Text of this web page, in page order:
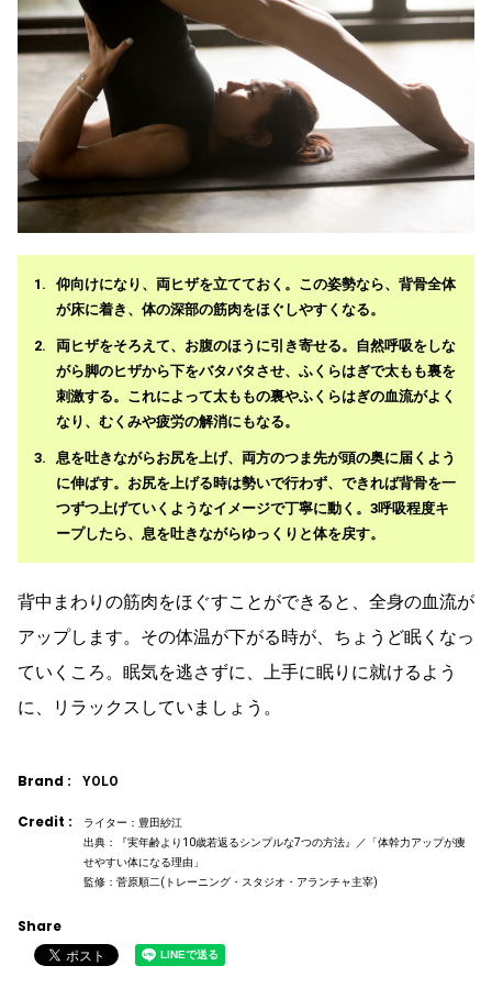
仰向けになり、両ヒザを立てておく。この姿勢なら、背骨全体
が床に着き、体の深部の筋肉をほぐしやすくなる。
両ヒザをそろえて、お腹のほうに引き寄せる。自然呼吸をしな
がら脚のヒザから下をバタバタさせ、ふくらはぎで太もも裏を
刺激する。これによって太ももの裏やふくらはぎの血流がよく
なり、むくみや疲労の解消にもなる。
息を吐きながらお尻を上げ、両方のつま先が頭の奥に届くよう
に伸ばす。お尻を上げる時は勢いで行わず、できれば背骨を一
つずつ上げていくようなイメージで丁寧に動く。3呼吸程度キ
ープしたら、息を吐きながらゆっくりと体を戻す。
背中まわりの筋肉をほぐすことができると、全身の血流が
アップします。その体温が下がる時が、ちょうど眠くなっ
ていくころ。眠気を逃さずに、上手に眠りに就けるよう
に、リラックスしていましょう。
Brand : YOLO
Credit :
ライター：豊田紗江
出典：『実年齢より10歳若返るシンプルな7つの方法』／「体幹力アップが痩
せやすい体になる理由」
監修：菅原順二(トレーニング・スタジオ・アランチャ主宰)
Share